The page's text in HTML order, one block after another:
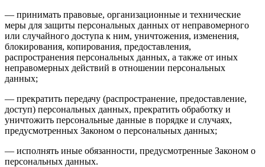
— принимать правовые, организационные и технические
меры для защиты персональных данных от неправомерного
или случайного доступа к ним, уничтожения, изменения,
блокирования, копирования, предоставления,
распространения персональных данных, а также от иных
неправомерных действий в отношении персональных
данных;
— прекратить передачу (распространение, предоставление,
доступ) персональных данных, прекратить обработку и
уничтожить персональные данные в порядке и случаях,
предусмотренных Законом о персональных данных;
— исполнять иные обязанности, предусмотренные Законом о
персональных данных.